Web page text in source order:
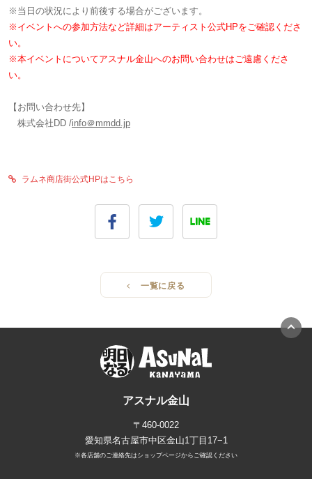
※当日の状況により前後する場合がございます。
※イベントへの参加方法など詳細はアーティスト公式HPをご確認くださ
い。
※本イベントについてアスナル金山へのお問い合わせはご遠慮くださ
い。
【お問い合わせ先】
株式会社DD /info＠mmdd.jp
ラムネ商店街公式HPはこちら
一覧に戻る
アスナル金山
〒460-0022
愛知県名古屋市中区金山1丁目17−1
※各店舗のご連絡先はショップページからご確認ください